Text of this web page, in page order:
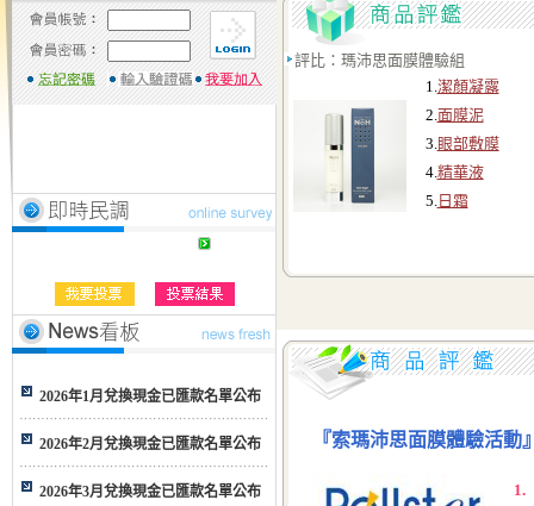
2026年1月兌換現金已匯款名單公布
2026年2月兌換現金已匯款名單公布
2026年3月兌換現金已匯款名單公布
評比：瑪沛思面膜體驗組
1.潔顏凝露
2.面膜泥
3.眼部敷膜
4.精華液
5.日霜
『索瑪沛思面膜體驗活動
1.